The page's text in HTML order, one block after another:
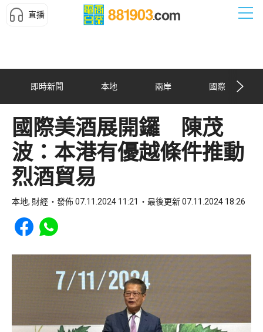
直播
即時新聞 本地 兩岸 國際
國際美酒展開鑼 陳茂
波：本港有優越條件推動
烈酒貿易
本地, 財經 發佈 07.11.2024 11:21 最後更新 07.11.2024 18:26
Share to Facebook
Share to WhatsApp